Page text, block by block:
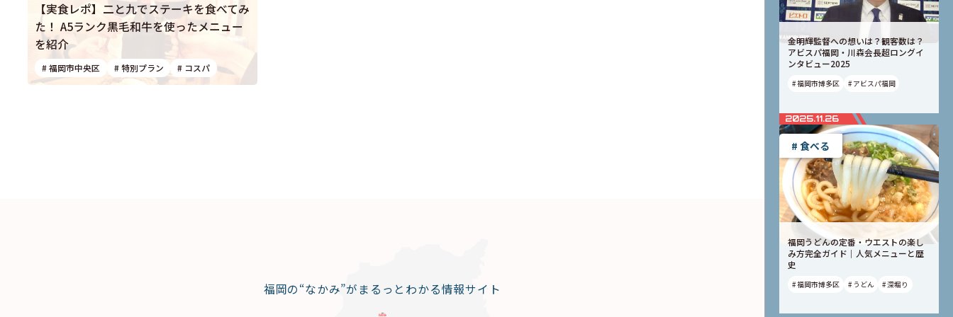
【実食レポ】二と九でステーキを食べてみ
た！ A5ランク黒毛和牛を使ったメニュー
を紹介
# 福岡市中央区 # 特別プラン # コスパ
福岡の“なかみ”がまるっとわかる情報サイト
金明輝監督への想いは？観客数は？
アビスパ福岡・川森会長超ロングイ
ンタビュー2025
# 福岡市博多区 # アビスパ福岡
2025.11.26
# 食べる
福岡うどんの定番・ウエストの楽し
み方完全ガイド｜人気メニューと歴
史
# 福岡市博多区 # うどん # 深堀り